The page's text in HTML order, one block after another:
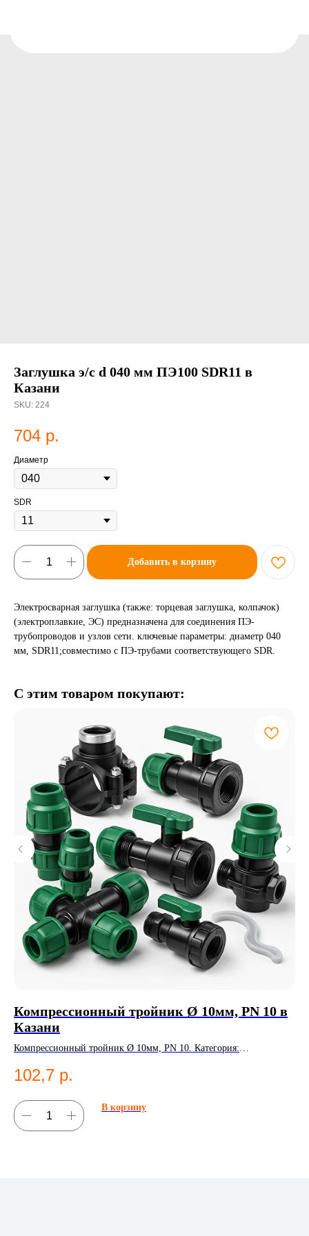
Заглушка э/с d 040 мм ПЭ100 SDR11 в
Казани
SKU: 224
704 р.
Диаметр
SDR
Добавить в корзину
Электросварная заглушка (также: торцевая заглушка, колпачок)
(электроплавкие, ЭС) предназначена для соединения ПЭ-
трубопроводов и узлов сети. ключевые параметры: диаметр 040
мм, SDR11;совместимо с ПЭ-трубами соответствующего SDR.
С этим товаром покупают:
Компрессионный тройник Ø 10мм, PN 10 в
Казани
Компрессионный тройник Ø 10мм, PN 10. Категория:
102,7 р.
В корзину